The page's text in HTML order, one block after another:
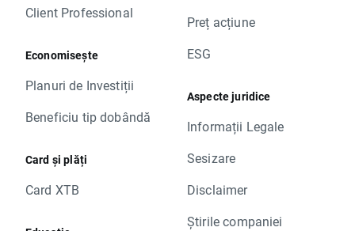
Client Professional
Economisește
Planuri de Investiții
Beneficiu tip dobândă
Card și plăți
Card XTB
Preț acțiune
ESG
Aspecte juridice
Informații Legale
Sesizare
Disclaimer
Știrile companiei